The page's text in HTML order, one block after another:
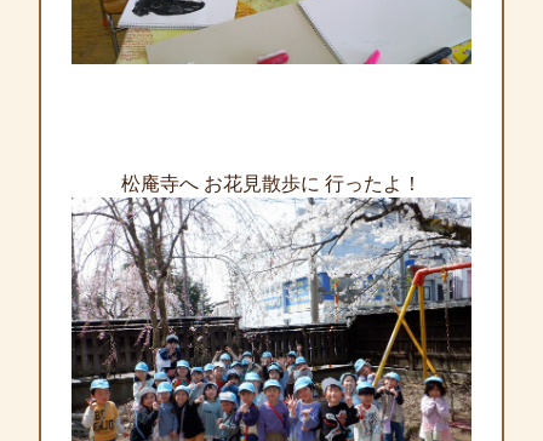
松庵寺へ お花見散歩に 行ったよ！